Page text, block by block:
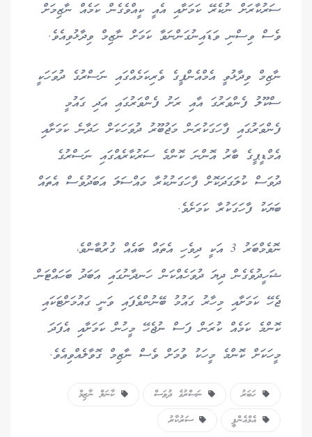
ސަރުކާރަށް ނުކެރޭ ކަމަށާއި އެއީ ކީއްވެގެން ކަމެއް ނާޒިމަށް
ވެސް ވިސްނި ވަޑައިނުގަންނަވާ ކަމަށް ނާޒިމް ވިދާޅުވިއެވެ.
ނާޒިމް ވިދާޅުވީ އެމްއެންޕީގެ ވެރިކަމެއްގައި ނަސްރުގެ ދުވަހަކީ
ސްކޫލު ފެންވަރުގަ އާއި ރަށު ފެންވަރުގައި އަދި ގައުމީ
ފެންވަރުގައި ފާހަގަކުރަން މަޖުބޫރު ދުވަހަކަށް ހަދާނެ ކަމަށާއި
އެމްޑީޕީގެ ބާރު އޮންނަ ކޮންމެ ސަރުކާރެއްގައި ނަސްރުގެ
ދުވަސް ކުލަގަދަކޮށް ފާހަގަނުކުރާ މައްސަލަ އަބަދުވެސް އެތައް
ބަޔަކު ފާހަގަކުރާ ކަމަށެވެ.
ނޮވެމްބަރު 3 އަކީ ދިވެހި އެތައް ބައެއް ގުރުބާންވެ،
ޝަހީދުވެގެން ދިޔަ ދުވަހެއްކަން ހަނދާނުގައި އަބަދު ބަހައްޓަން
ޖެހޭ ކަމަށާއި މިހާރު ގައުމު ބޭނުންވެފައި ވަނީ ގައުމަށްޓަކައި
ކޮންމެ ކަމެއް ކުރަން ފަސް ނުޖެހޭ މީހުން ކަމަށާއި އެފަދަ
މީހަކަށް ކޮންމެ މީހަކު ވުމަށް ވެސް ނާޒިމް ގޮވާލެއްވިއެވެ.
ހަބަރު ނަސްރުގެ ދުވަސް
ކާނަލް ނާޒިމް
އެމްއެންޕީ
ސަރުކާރު